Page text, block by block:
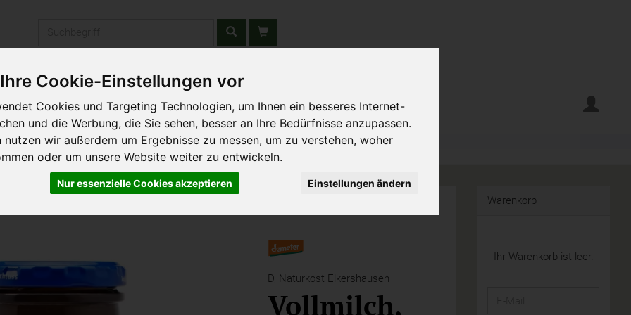
Cookie-Einstellungen vor
Cookies und Targeting Technologien, um Ihnen ein besseres Internet-
und die Werbung, die Sie sehen, besser an Ihre Bedürfnisse anzupassen.
nutzen wir außerdem um Ergebnisse zu messen, um zu verstehen, woher
oder um unsere Website weiter zu entwickeln.
Nur essenzielle Cookies akzeptieren Einstellungen ändern
& Schulen Liefergebiet Wochenmarkt
D, Naturkost Elkershausen
Vollmilch,
Warenkorb
Ihr Warenkorb ist leer.